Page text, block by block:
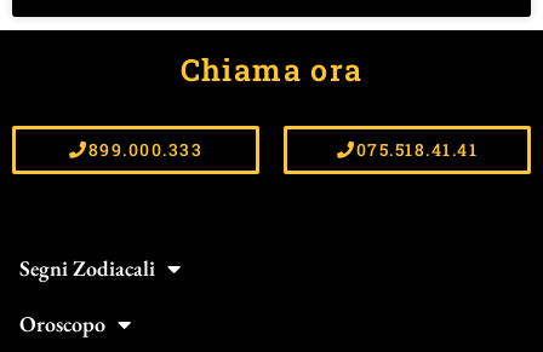
Chiama ora
899.000.333 075.518.41.41
Segni Zodiacali
Oroscopo